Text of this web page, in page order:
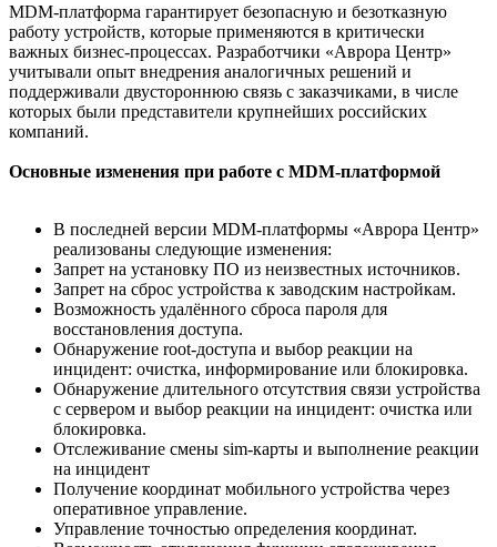
MDM-платформа гарантирует безопасную и безотказную
работу устройств, которые применяются в критически
важных бизнес-процессах. Разработчики «Аврора Центр»
учитывали опыт внедрения аналогичных решений и
поддерживали двустороннюю связь с заказчиками, в числе
которых были представители крупнейших российских
компаний.
Основные изменения при работе с MDM-платформой
В последней версии MDM-платформы «Аврора Центр»
реализованы следующие изменения:
Запрет на установку ПО из неизвестных источников.
Запрет на сброс устройства к заводским настройкам.
Возможность удалённого сброса пароля для
восстановления доступа.
Обнаружение root-доступа и выбор реакции на
инцидент: очистка, информирование или блокировка.
Обнаружение длительного отсутствия связи устройства
с сервером и выбор реакции на инцидент: очистка или
блокировка.
Отслеживание смены sim-карты и выполнение реакции
на инцидент
Получение координат мобильного устройства через
оперативное управление.
Управление точностью определения координат.